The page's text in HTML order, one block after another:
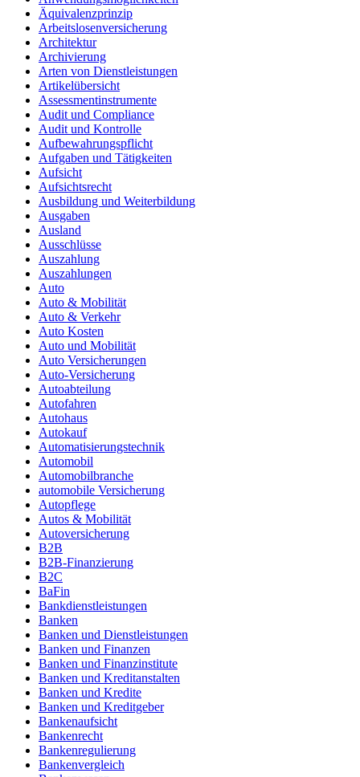
Äquivalenzprinzip
Arbeitslosenversicherung
Architektur
Archivierung
Arten von Dienstleistungen
Artikelübersicht
Assessmentinstrumente
Audit und Compliance
Audit und Kontrolle
Aufbewahrungspflicht
Aufgaben und Tätigkeiten
Aufsicht
Aufsichtsrecht
Ausbildung und Weiterbildung
Ausgaben
Ausland
Ausschlüsse
Auszahlung
Auszahlungen
Auto
Auto & Mobilität
Auto & Verkehr
Auto Kosten
Auto und Mobilität
Auto Versicherungen
Auto-Versicherung
Autoabteilung
Autofahren
Autohaus
Autokauf
Automatisierungstechnik
Automobil
Automobilbranche
automobile Versicherung
Autopflege
Autos & Mobilität
Autoversicherung
B2B
B2B-Finanzierung
B2C
BaFin
Bankdienstleistungen
Banken
Banken und Dienstleistungen
Banken und Finanzen
Banken und Finanzinstitute
Banken und Kreditanstalten
Banken und Kredite
Banken und Kreditgeber
Bankenaufsicht
Bankenrecht
Bankenregulierung
Bankenvergleich